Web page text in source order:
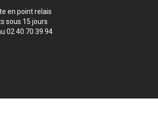
en point relais
sous 15 jours
02 40 70 39 94